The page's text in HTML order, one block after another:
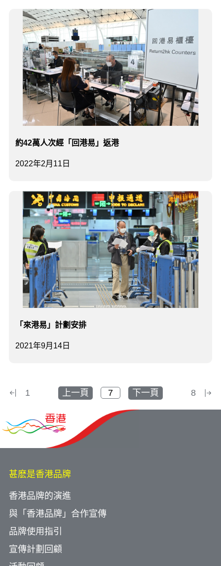
2022年2月11日
約42萬人次經「回港易」返港
2021年9月14日
「來港易」計劃安排
1 上一頁 下一頁 8
甚麽是香港品牌
香港品牌的演進
與「香港品牌」合作宣傳
品牌使用指引
宣傳計劃回顧